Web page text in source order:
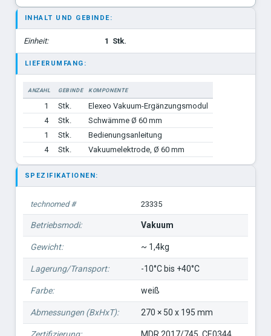
INHALT UND GEBINDE:
Einheit: 1 Stk.
LIEFERUMFANG:
ANZAHL GEBINDE
KOMPONENTE
1
Stk.
Elexeo Vakuum-Ergänzungsmodul
4
Stk.
Schwämme Ø 60 mm
1
Stk.
Bedienungsanleitung
4
Stk. Vakuumelektrode, Ø 60 mm
SPEZIFIKATIONEN:
technomed # 23335
Betriebsmodi: Vakuum
Gewicht: ~ 1,4kg
Lagerung/Transport: -10°C bis +40°C
Farbe: weiß
Abmessungen (BxHxT): 270 × 50 x 195 mm